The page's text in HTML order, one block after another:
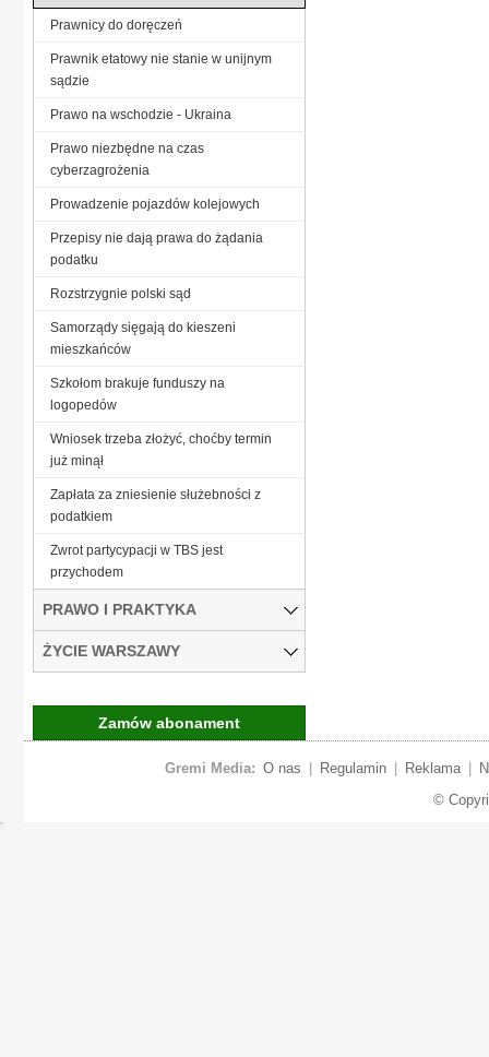
Prawnicy do doręczeń
Prawnik etatowy nie stanie w unijnym
sądzie
Prawo na wschodzie - Ukraina
Prawo niezbędne na czas
cyberzagrożenia
Prowadzenie pojazdów kolejowych
Przepisy nie dają prawa do żądania
podatku
Rozstrzygnie polski sąd
Samorządy sięgają do kieszeni
mieszkańców
Szkołom brakuje funduszy na
logopedów
Wniosek trzeba złożyć, choćby termin
już minął
Zapłata za zniesienie służebności z
podatkiem
Zwrot partycypacji w TBS jest
przychodem
PRAWO I PRAKTYKA
ŻYCIE WARSZAWY
Zamów abonament
Gremi Media: O nas Regulamin Reklama
©